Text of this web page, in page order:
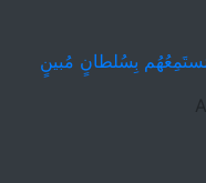
بِسُلطانٍ مُبينٍ